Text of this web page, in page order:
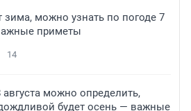
зима, можно узнать по погоде 7
приметы
14
августа можно определить,
будет осень — важные